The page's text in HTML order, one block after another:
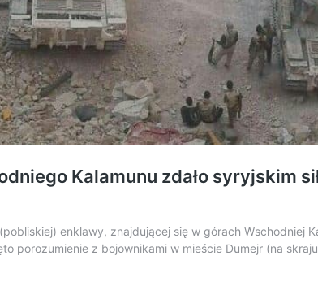
Kalamunu zdało syryjskim
enklawy, znajdującej się w górach Wschodniej
porozumienie z bojownikami w mieście Dumejr (na